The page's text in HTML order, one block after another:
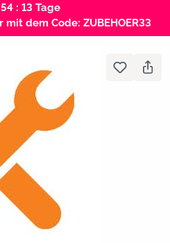
: 13 Tage
dem Code: ZUBEHOER33